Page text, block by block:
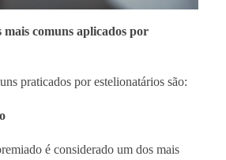
mais comuns aplicados por
praticados por estelionatários são:
é considerado um dos mais